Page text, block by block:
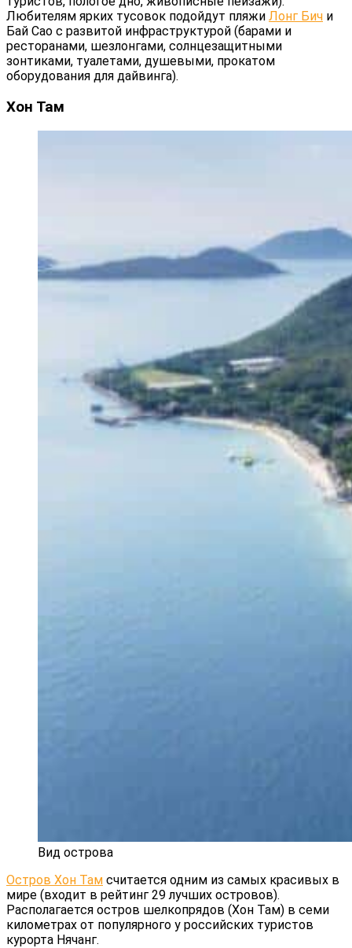
Любителям ярких тусовок подойдут пляжи Лонг Бич и
Бай Сао с развитой инфраструктурой (барами и
ресторанами, шезлонгами, солнцезащитными
зонтиками, туалетами, душевыми, прокатом
оборудования для дайвинга).
Хон Там
Вид острова
Остров Хон Там считается одним из самых красивых в
мире (входит в рейтинг 29 лучших островов).
Располагается остров шелкопрядов (Хон Там) в семи
километрах от популярного у российских туристов
курорта Нячанг.